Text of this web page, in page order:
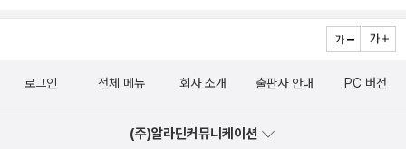
로그인 전체 메뉴 회사 소개 출판사 안내 PC 버전
(주)알라딘커뮤니케이션